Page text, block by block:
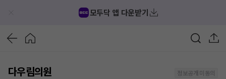
모두닥 앱 다운받기
다우림의원
정보공개 미동의